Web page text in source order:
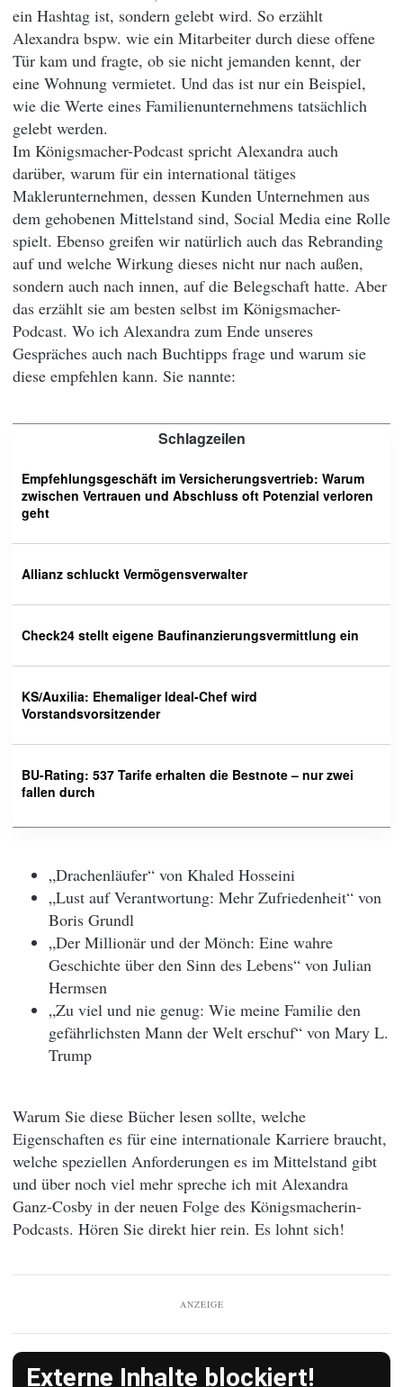
ein Hashtag ist, sondern gelebt wird. So erzählt
Alexandra bspw. wie ein Mitarbeiter durch diese offene
Tür kam und fragte, ob sie nicht jemanden kennt, der
eine Wohnung vermietet. Und das ist nur ein Beispiel,
wie die Werte eines Familienunternehmens tatsächlich
gelebt werden.
Im Königsmacher-Podcast spricht Alexandra auch
darüber, warum für ein international tätiges
Maklerunternehmen, dessen Kunden Unternehmen aus
dem gehobenen Mittelstand sind, Social Media eine Rolle
spielt. Ebenso greifen wir natürlich auch das Rebranding
auf und welche Wirkung dieses nicht nur nach außen,
sondern auch nach innen, auf die Belegschaft hatte. Aber
das erzählt sie am besten selbst im Königsmacher-
Podcast. Wo ich Alexandra zum Ende unseres
Gespräches auch nach Buchtipps frage und warum sie
diese empfehlen kann. Sie nannte:
Schlagzeilen
Empfehlungsgeschäft im Versicherungsvertrieb: Warum
zwischen Vertrauen und Abschluss oft Potenzial verloren
geht
Allianz schluckt Vermögensverwalter
Check24 stellt eigene Baufinanzierungsvermittlung ein
KS/Auxilia: Ehemaliger Ideal-Chef wird
Vorstandsvorsitzender
BU-Rating: 537 Tarife erhalten die Bestnote – nur zwei
fallen durch
„Drachenläufer“ von Khaled Hosseini
„Lust auf Verantwortung: Mehr Zufriedenheit“ von
Boris Grundl
„Der Millionär und der Mönch: Eine wahre
Geschichte über den Sinn des Lebens“ von Julian
Hermsen
„Zu viel und nie genug: Wie meine Familie den
gefährlichsten Mann der Welt erschuf“ von Mary L.
Trump
Warum Sie diese Bücher lesen sollte, welche
Eigenschaften es für eine internationale Karriere braucht,
welche speziellen Anforderungen es im Mittelstand gibt
und über noch viel mehr spreche ich mit Alexandra
Ganz-Cosby in der neuen Folge des Königsmacherin-
Podcasts. Hören Sie direkt hier rein. Es lohnt sich!
ANZEIGE